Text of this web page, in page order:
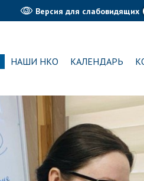
Версия для слабовидящих
НАШИ НКО КАЛЕНДАРЬ